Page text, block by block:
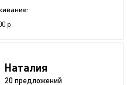
р.
Наталия
20 предложений